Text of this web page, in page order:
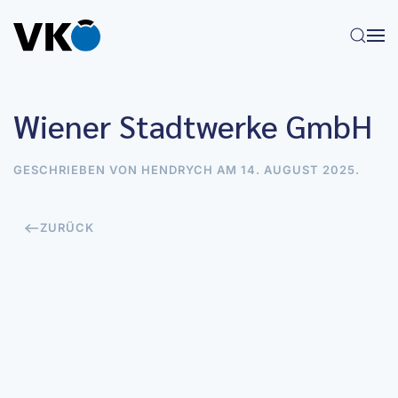
Zum Hauptinhalt springen
Wiener Stadtwerke GmbH
GESCHRIEBEN VON HENDRYCH AM 14. AUGUST 2025.
ZURÜCK